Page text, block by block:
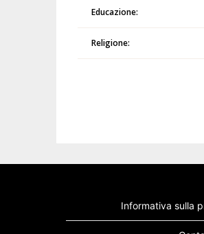
Educazione:
Religione:
Informativa sulla